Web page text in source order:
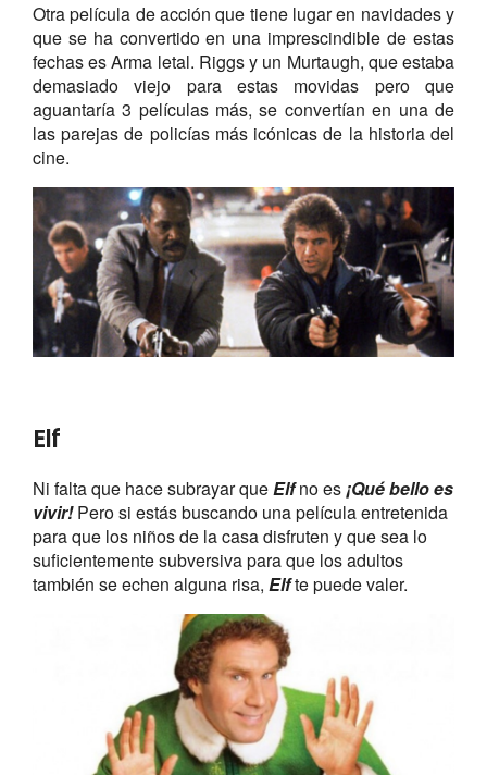
Otra película de acción que tiene lugar en navidades y
que se ha convertido en una imprescindible de estas
fechas es Arma letal. Riggs y un Murtaugh, que estaba
demasiado viejo para estas movidas pero que
aguantaría 3 películas más, se convertían en una de
las parejas de policías más icónicas de la historia del
cine.
Elf
Ni falta que hace subrayar queElfno es¡Qué bello es
vivir!Pero si estás buscando una película entretenida
para que los niños de la casa disfruten y que sea lo
suficientemente subversiva para que los adultos
también se echen alguna risa, Elfte puede valer.